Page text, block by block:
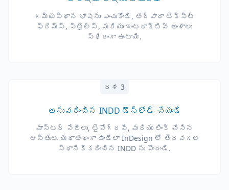
గమ్యస్థాన భాషను ఎంచుకోండి, తద్వారా టెక్స్ట్
ఫ్రేమ్స్, స్టైల్స్, మరియు ఇంటరాక్టివ్ అంశాలు
స్థిరంగా ఉంటాయి.
దశ 3
అనువదించిన INDD డౌన్‌లోడ్ చేయండి
మాస్టర్ పేజీలు, టైపోగ్రఫీ, మరియు లింక్ చేసిన
ఆస్తులు యథాతథంగా ఉండేలా InDesign లో తెరవగల
స్థానికీకరించిన INDD ను పొందండి.